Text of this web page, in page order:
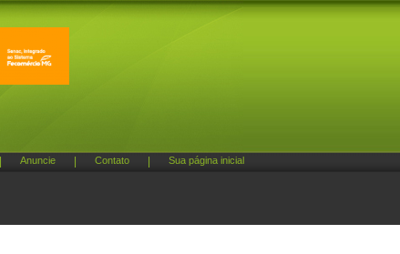
Anuncie Contato Sua página inicial